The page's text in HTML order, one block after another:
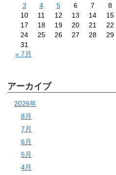
3
4 5 6 7 8
10
11 12 13 14 15
17
18 19 20 21 22
24
25 26 27 28 29
31
« 7月
アーカイブ
2026年
8月
7月
6月
5月
4月